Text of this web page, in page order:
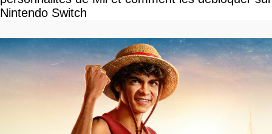
Nintendo Switch